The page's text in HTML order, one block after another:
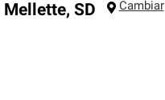
Mellette, SD Cambiar